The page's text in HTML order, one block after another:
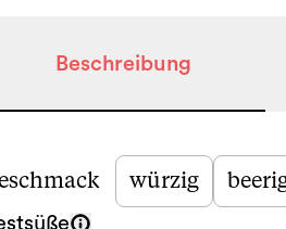
Beschreibung
würzig